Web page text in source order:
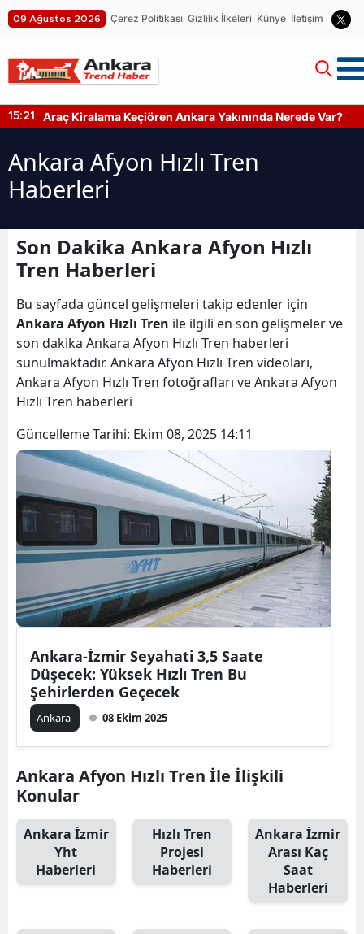
09 Ağustos 2026 Çerez Politikası Gizlilik İlkeleri Künye İletişim
15:21 Araç Kiralama Keçiören Ankara Yakınında Nerede Var?
Ankara Afyon Hızlı Tren
Haberleri
Son Dakika Ankara Afyon Hızlı
Tren Haberleri
Bu sayfada güncel gelişmeleri takip edenler için
Ankara Afyon Hızlı Tren ile ilgili en son gelişmeler ve
son dakika Ankara Afyon Hızlı Tren haberleri
sunulmaktadır. Ankara Afyon Hızlı Tren videoları,
Ankara Afyon Hızlı Tren fotoğrafları ve Ankara Afyon
Hızlı Tren haberleri
Güncelleme Tarihi: Ekim 08, 2025 14:11
Ankara-İzmir Seyahati 3,5 Saate
Düşecek: Yüksek Hızlı Tren Bu
Şehirlerden Geçecek
Ankara 08 Ekim 2025
Ankara Afyon Hızlı Tren İle İlişkili
Konular
Ankara İzmir
Yht
Haberleri
Hızlı Tren
Projesi
Haberleri
Ankara İzmir
Arası Kaç
Saat
Haberleri